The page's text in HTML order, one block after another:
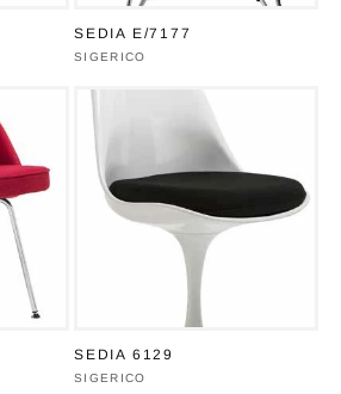
SEDIA E/7177
Produttore:
SIGERICO
SEDIA 6129
Produttore:
SIGERICO